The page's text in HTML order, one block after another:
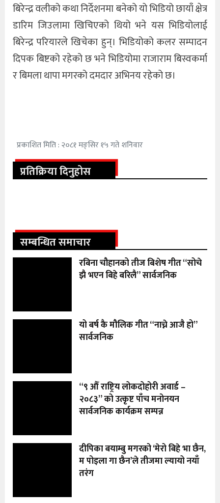
बिरेन्द्र वलीको कथा निर्देशनमा बनेको यो भिडियो छायाँ क्षेत्र
डारिम जिउलामा खिचिएको थियो भने यस भिडियोलाई
बिरेन्द्र परियारले खिचेका हुन्। भिडियोको कलर सम्पादन
दिपक बिष्टको रहेको छ भने भिडियोमा राजाराम बिस्वकर्मा
र बिमला थापा मगरको दमदार अभिनय रहेको छ।
प्रकाशित मिति : २०८१ मङ्सिर १५ गते शनिवार
प्रतिक्रिया दिनुहोस
सम्बन्धित समाचार
रबिना चौहानको तीज बिशेष गीत “सोचे
झै भएन बिहे बरिलै” सार्वजनिक
यो बर्ष कै मौलिक गीत “नाच्ने आजै हो”
सार्वजनिक
“९ औँ राष्ट्रिय लोकदोहोरी अवार्ड –
२०८३” को उत्कृष्ट पाँच मनोनयन
सार्वजनिक कार्यक्रम सम्पन्न
दीपिका बयाम्बु मगरको ‘मेरो बिहे भा छैन,
म पोइला गा छैन’ले तीजमा ल्यायो नयाँ
तरंग